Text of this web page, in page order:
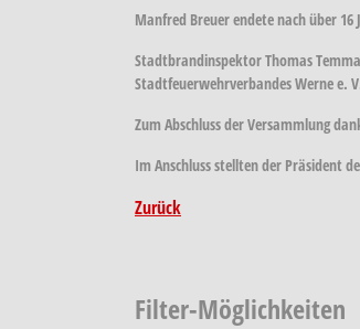
Manfred Breuer endete nach über
Stadtbrandinspektor Thomas
Stadtfeuerwehrverbandes Werne e.
Zum Abschluss der Versammlung
Im Anschluss stellten der Präsident
Zurück
Filter-Möglichkeiten